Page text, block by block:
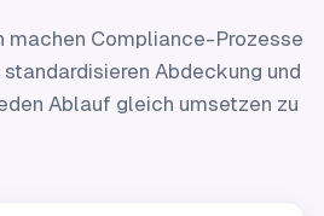
machen Compliance-Prozesse
Abdeckung und
Ablauf gleich umsetzen zu